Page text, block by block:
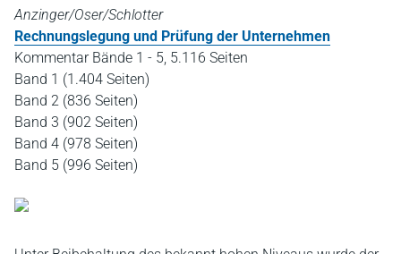
Anzinger/Oser/Schlotter
Rechnungslegung und Prüfung der Unternehmen
Kommentar Bände 1 - 5, 5.116 Seiten
Band 1 (1.404 Seiten)
Band 2 (836 Seiten)
Band 3 (902 Seiten)
Band 4 (978 Seiten)
Band 5 (996 Seiten)